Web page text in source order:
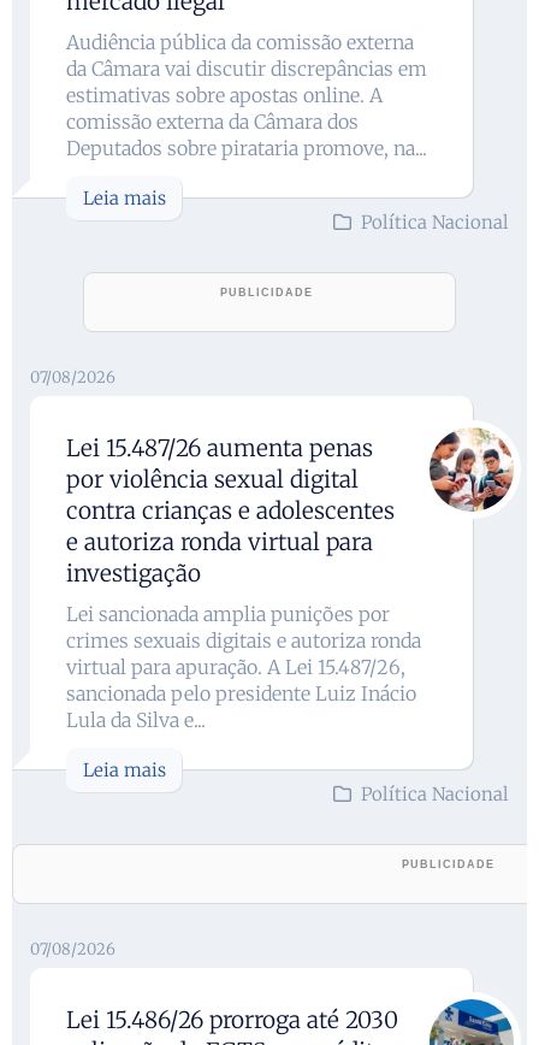
Audiência pública da comissão externa
da Câmara vai discutir discrepâncias em
estimativas sobre apostas online. A
comissão externa da Câmara dos
Deputados sobre pirataria promove, na...
Leia mais
Política Nacional
07/08/2026
Lei 15.487/26 aumenta penas
por violência sexual digital
contra crianças e adolescentes
e autoriza ronda virtual para
investigação
Lei sancionada amplia punições por
crimes sexuais digitais e autoriza ronda
virtual para apuração. A Lei 15.487/26,
sancionada pelo presidente Luiz Inácio
Lula da Silva e...
Leia mais
Política Nacional
07/08/2026
Lei 15.486/26 prorroga até 2030